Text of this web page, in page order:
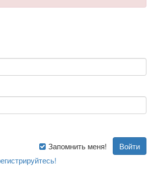
Запомнить меня!